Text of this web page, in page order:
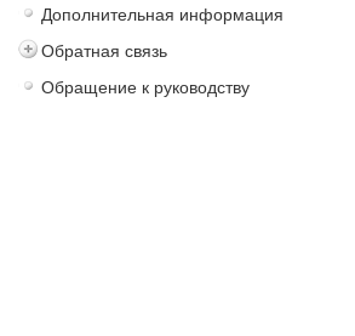
Дополнительная информация
Обратная связь
Обращение к руководству